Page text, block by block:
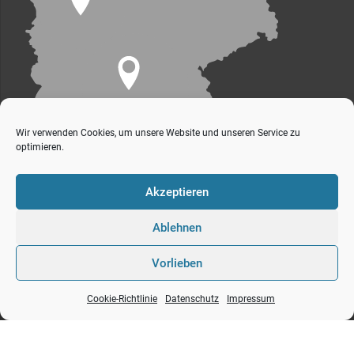
Wir verwenden Cookies, um unsere Website und unseren Service zu
optimieren.
Akzeptieren
Ablehnen
Vorlieben
Cookie-Richtlinie Datenschutz Impressum
s+v Gesellschaft für industrielles bauen mbH